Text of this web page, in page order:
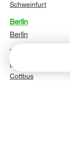
Schweinfurt
Berlin
Berlin
Brandenburg
Potsdam
Cottbus